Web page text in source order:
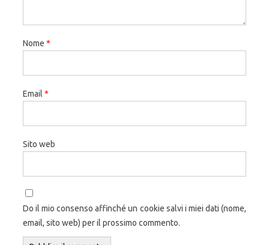
Nome *
Email *
Sito web
Do il mio consenso affinché un cookie salvi i miei dati (nome,
email, sito web) per il prossimo commento.